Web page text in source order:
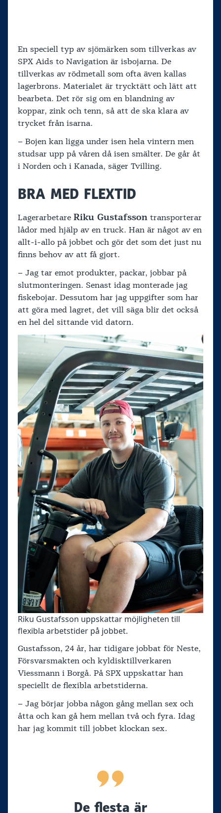
En speciell typ av sjömärken som tillverkas av
SPX Aids to Navigation är isbojarna. De
tillverkas av rödmetall som ofta även kallas
lagerbrons. Materialet är trycktätt och lätt att
bearbeta. Det rör sig om en blandning av
koppar, zink och tenn, så att de ska klara av
trycket från isarna.
– Bojen kan ligga under isen hela vintern men
studsar upp på våren då isen smälter. De går åt
i Norden och i Kanada, säger Tvilling.
BRA MED FLEXTID
Lagerarbetare Riku Gustafsson transporterar
lådor med hjälp av en truck. Han är något av en
allt-i-allo på jobbet och gör det som det just nu
finns behov av att få gjort.
– Jag tar emot produkter, packar, jobbar på
slutmonteringen. Senast idag monterade jag
fiskebojar. Dessutom har jag uppgifter som har
att göra med lagret, det vill säga blir det också
en hel del sittande vid datorn.
Riku Gustafsson uppskattar möjligheten till
flexibla arbetstider på jobbet.
Gustafsson, 24 år, har tidigare jobbat för Neste,
Försvarsmakten och kyldisktillverkaren
Viessmann i Borgå. På SPX uppskattar han
speciellt de flexibla arbetstiderna.
– Jag börjar jobba någon gång mellan sex och
åtta och kan gå hem mellan två och fyra. Idag
har jag kommit till jobbet klockan sex.
De flesta är